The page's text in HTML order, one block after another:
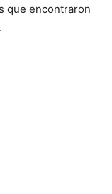
que encontraron